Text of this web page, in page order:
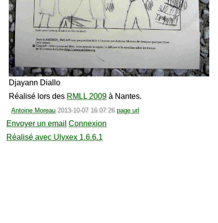
Djayann Diallo
Réalisé lors des RMLL 2009à Nantes.
Antoine Moreau 2013-10-07 16:07:26 page url
Envoyer un email Connexion
Réalisé avec Ulyxex 1.6.6.1